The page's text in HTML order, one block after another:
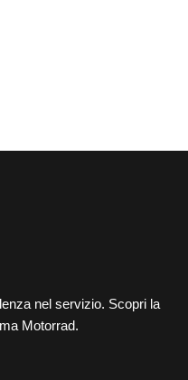
nel servizio. Scopri la
Motorrad.